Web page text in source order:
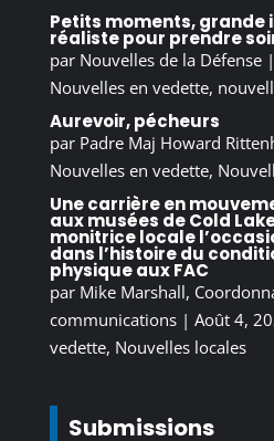
Petits moments, grande
réaliste pour prendre
par Nouvelles de la Défense|
Nouvelles en vedette,
Aurevoir, pécheurs
par Padre Maj Howard
Nouvelles en vedette,
Une carrière en
aux musées de Cold
monitrice locale
dans l’histoire du
physique aux FAC
par Mike Marshall,
communications| Août 4,
vedette, Nouvelles locales
Submissions